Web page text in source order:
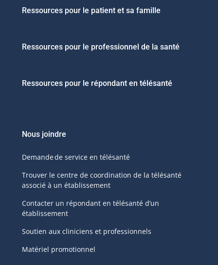
Ressources pour le patient et sa famille
Ressources pour le professionnel de la santé
Ressources pour le répondant en télésanté
Nous joindre
Demande de service en télésanté
Trouver le centre de coordination de la télésanté
associé à un établissement
Contacter un répondant en télésanté d’un
établissement
Soutien aux cliniciens et professionnels
Matériel promotionnel